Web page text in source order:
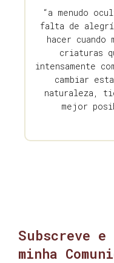
“a menudo
falta de
hacer
criaturas
intensamente
cambiar
naturaleza,
mejor
Subscreve
minha